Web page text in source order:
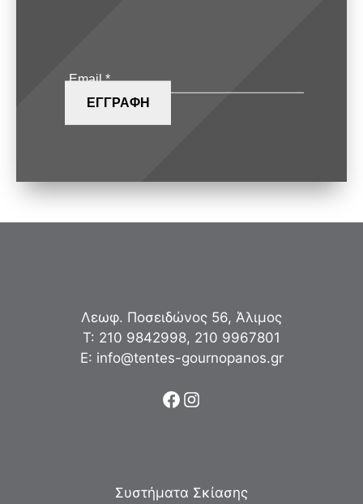
Λεωφ. Ποσειδώνος 56, Άλιμος
Τ: 210 9842998, 210 9967801
Ε: info@tentes-gournopanos.gr
Facebook
Instagram
Συστήματα Σκίασης